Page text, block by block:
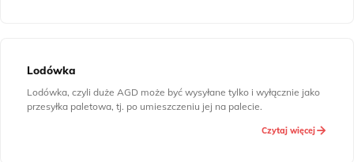
Lodówka
Lodówka, czyli duże AGD może być wysyłane tylko i wyłącznie jako
przesyłka paletowa, tj. po umieszczeniu jej na palecie.
Czytaj więcej